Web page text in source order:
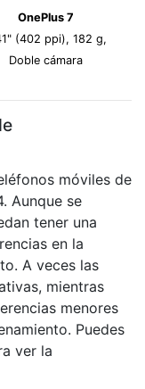
OnePlus 7
(402 ppi), 182 g,
Doble cámara
móviles de
Aunque se
tener una
en la
A veces las
mientras
menores
Puedes
ver la